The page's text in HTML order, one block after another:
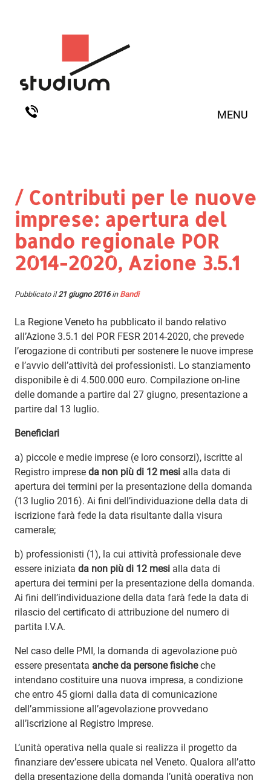
MENU
/ Contributi per le nuove
imprese: apertura del
bando regionale POR
2014-2020, Azione 3.5.1
Pubblicato il21 giugno 2016in Bandi
La Regione Veneto ha pubblicato il bando relativo
all’Azione 3.5.1 del POR FESR 2014-2020, che prevede
l’erogazione di contributi per sostenere le nuove imprese
e l’avvio dell’attività dei professionisti. Lo stanziamento
disponibile è di 4.500.000 euro. Compilazione on-line
delle domande a partire dal 27 giugno, presentazione a
partire dal 13 luglio.
Beneficiari
a) piccole e medie imprese (e loro consorzi), iscritte al
Registro imprese da non più di 12 mesi alla data di
apertura dei termini per la presentazione della domanda
(13 luglio 2016). Ai fini dell’individuazione della data di
iscrizione farà fede la data risultante dalla visura
camerale;
b) professionisti (1), la cui attività professionale deve
essere iniziata da non più di 12 mesi alla data di
apertura dei termini per la presentazione della domanda.
Ai fini dell’individuazione della data farà fede la data di
rilascio del certificato di attribuzione del numero di
partita I.V.A.
Nel caso delle PMI, la domanda di agevolazione può
essere presentata anche da persone fisicheche
intendano costituire una nuova impresa, a condizione
che entro 45 giorni dalla data di comunicazione
dell’ammissione all’agevolazione provvedano
all’iscrizione al Registro Imprese.
L’unità operativa nella quale si realizza il progetto da
finanziare dev’essere ubicata nel Veneto. Qualora all’atto
della presentazione della domanda l’unità operativa non